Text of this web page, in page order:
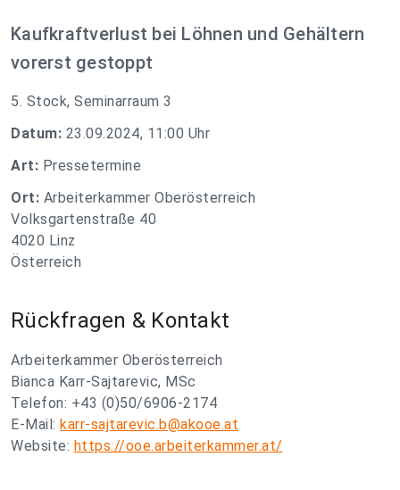
Kaufkraftverlust bei Löhnen und Gehältern
vorerst gestoppt
5. Stock, Seminarraum 3
Datum: 23.09.2024, 11:00 Uhr
Art: Pressetermine
Ort: Arbeiterkammer Oberösterreich
Volksgartenstraße 40
4020 Linz
Österreich
Rückfragen & Kontakt
Arbeiterkammer Oberösterreich
Bianca Karr-Sajtarevic, MSc
Telefon: +43 (0)50/6906-2174
E-Mail: karr-sajtarevic.b@akooe.at
Website: https://ooe.arbeiterkammer.at/